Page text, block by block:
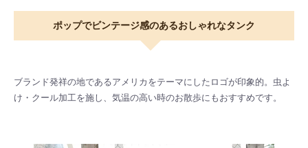
ポップでビンテージ感のあるおしゃれなタンク
ブランド発祥の地であるアメリカをテーマにしたロゴが印象的。虫よ
け・クール加工を施し、気温の高い時のお散歩にもおすすめです。